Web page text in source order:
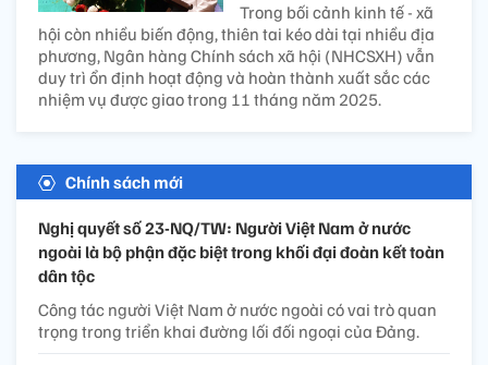
Trong bối cảnh kinh tế - xã
hội còn nhiều biến động, thiên tai kéo dài tại nhiều địa
phương, Ngân hàng Chính sách xã hội (NHCSXH) vẫn
duy trì ổn định hoạt động và hoàn thành xuất sắc các
nhiệm vụ được giao trong 11 tháng năm 2025.
Chính sách mới
Nghị quyết số 23-NQ/TW: Người Việt Nam ở nước
ngoài là bộ phận đặc biệt trong khối đại đoàn kết toàn
dân tộc
Công tác người Việt Nam ở nước ngoài có vai trò quan
trọng trong triển khai đường lối đối ngoại của Đảng.